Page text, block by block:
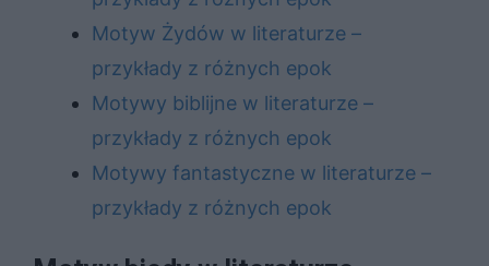
Motyw Żydów w literaturze –
przykłady z różnych epok
Motywy biblijne w literaturze –
przykłady z różnych epok
Motywy fantastyczne w literaturze –
przykłady z różnych epok